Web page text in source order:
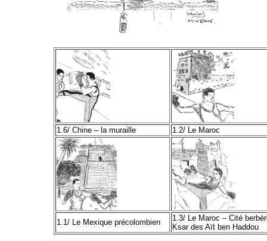
1.6/ Chine – la muraille 1.2/ Le Maroc
1.1/ Le Mexique précolombien
1.3/ Le Maroc – Cité
Ksar des Aït ben Haddou